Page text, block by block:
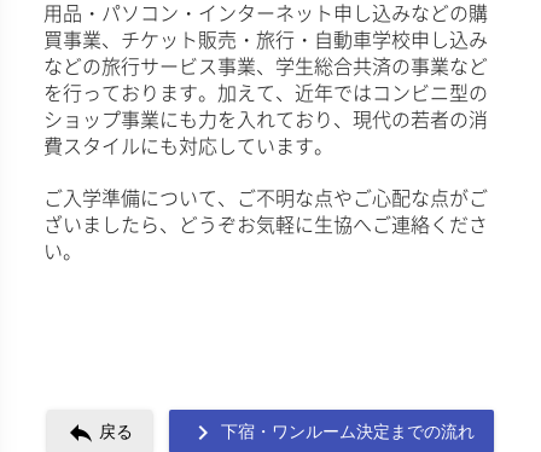
用品・パソコン・インターネット申し込みなどの購
買事業、チケット販売・旅行・自動車学校申し込み
などの旅行サービス事業、学生総合共済の事業など
を行っております。加えて、近年ではコンビニ型の
ショップ事業にも力を入れており、現代の若者の消
費スタイルにも対応しています。
ご入学準備について、ご不明な点やご心配な点がご
ざいましたら、どうぞお気軽に生協へご連絡くださ
い。
reply 戻る navigate_next 下宿・ワンルーム決定までの流れ